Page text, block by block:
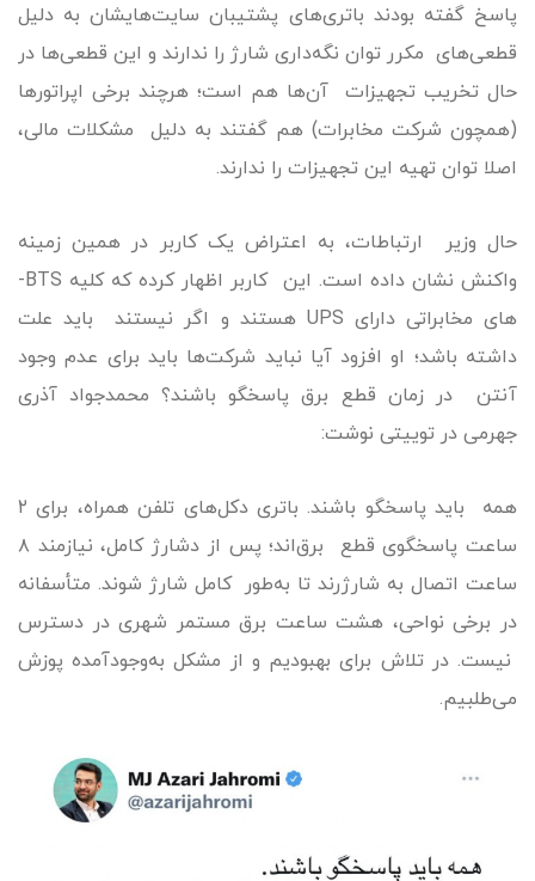
پاسخ گفته بودند باتری‌های پشتیبان سایت‌هایشان به دلیل
قطعی‌های مکرر توان نگه‌داری شارژ را ندارند و این قطعی‌ها در
حال تخریب تجهیزات آن‌ها هم است؛ هرچند برخی اپراتورها
(همچون شرکت مخابرات) هم گفتند به دلیل مشکلات مالی،
اصلا توان تهیه این تجهیزات را ندارند.
حال وزیر ارتباطات، به اعتراض یک کاربر در همین زمینه
واکنش نشان داده است. این کاربر اظهار کرده که کلیه BTS-
های مخابراتی دارای UPS هستند و اگر نیستند باید علت
داشته باشد؛ او افزود آیا نباید شرکت‌ها باید برای عدم وجود
آنتن در زمان قطع برق پاسخگو باشند؟ محمدجواد آذری
جهرمی در توییتی نوشت:
همه باید پاسخگو باشند. باتری دکل‌های تلفن همراه، برای ۲
ساعت پاسخگوی قطع برق‌اند؛ پس از دشارژ کامل، نیازمند ۸
ساعت اتصال به شارژرند تا به‌طور کامل شارژ شوند. متأسفانه
در برخی نواحی، هشت ساعت برق مستمر شهری در دسترس
نیست. در تلاش برای بهبودیم و از مشکل به‌وجودآمده پوزش
می‌طلبیم.